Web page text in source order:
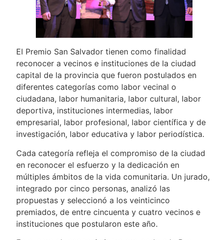
El Premio San Salvador tienen como finalidad
reconocer a vecinos e instituciones de la ciudad
capital de la provincia que fueron postulados en
diferentes categorías como labor vecinal o
ciudadana, labor humanitaria, labor cultural, labor
deportiva, instituciones intermedias, labor
empresarial, labor profesional, labor científica y de
investigación, labor educativa y labor periodística.
Cada categoría refleja el compromiso de la ciudad
en reconocer el esfuerzo y la dedicación en
múltiples ámbitos de la vida comunitaria. Un jurado,
integrado por cinco personas, analizó las
propuestas y seleccionó a los veinticinco
premiados, de entre cincuenta y cuatro vecinos e
instituciones que postularon este año.